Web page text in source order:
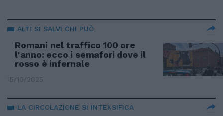
ALT! SI SALVI CHI PUÒ
Romani nel traffico 100 ore
l'anno: ecco i semafori dove il
rosso è infernale
15/10/2025
LA CIRCOLAZIONE SI INTENSIFICA